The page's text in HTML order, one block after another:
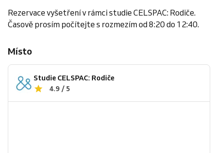
Rezervace vyšetření v rámci studie CELSPAC: Rodiče.
Časově prosím počítejte s rozmezím od 8:20 do 12:40.
Místo
Studie CELSPAC: Rodiče
4.9 / 5